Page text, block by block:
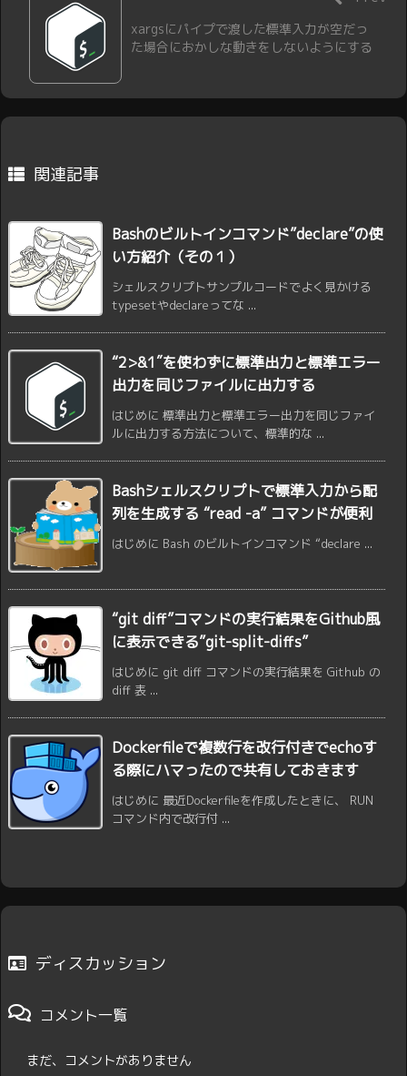
xargsにパイプで渡した標準入力が空だっ
た場合におかしな動きをしないようにする
関連記事
Bashのビルトインコマンド”declare”の使
い方紹介（その１）
シェルスクリプトサンプルコードでよく見かける
typesetやdeclareってな ...
“2>&1″を使わずに標準出力と標準エラー
出力を同じファイルに出力する
はじめに 標準出力と標準エラー出力を同じファイ
ルに出力する方法について、標準的な ...
Bashシェルスクリプトで標準入力から配
列を生成する “read -a” コマンドが便利
はじめに Bash のビルトインコマンド “declare ...
“git diff”コマンドの実行結果をGithub風
に表示できる”git-split-diffs”
はじめに git diff コマンドの実行結果を Github の
diff 表 ...
Dockerfileで複数行を改行付きでechoす
る際にハマったので共有しておきます
はじめに 最近Dockerfileを作成したときに、 RUN
コマンド内で改行付 ...
ディスカッション
コメント一覧
まだ、コメントがありません